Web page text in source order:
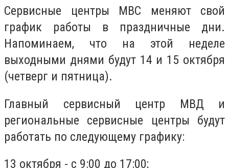
Сервисные центры МВС меняют свой
график работы в праздничные дни.
Напоминаем, что на этой неделе
выходными днями будут 14 и 15 октября
(четверг и пятница).
Главный сервисный центр МВД и
региональные сервисные центры будут
работать по следующему графику:
13 октября - с 9:00 до 17:00;